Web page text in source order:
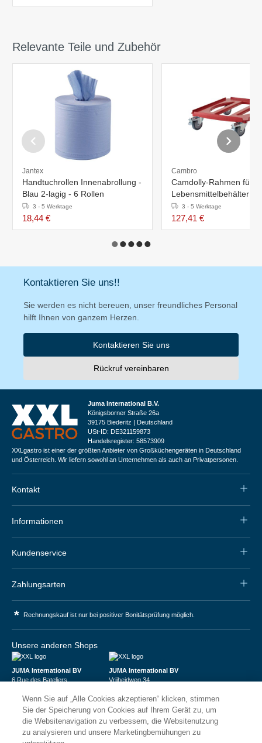
Relevante Teile und Zubehör
Jantex
Handtuchrollen Innenabrollung -
Blau 2-lagig - 6 Rollen
3 - 5 Werktage
18,44 €
Cambro
Camdolly-Rahmen für
Lebensmittelbehälter -
für 600x400 mm
3 - 5 Werktage
127,41 €
Kontaktieren Sie uns!!
Sie werden es nicht bereuen, unser freundliches Personal
hilft Ihnen von ganzem Herzen.
Kontaktieren Sie uns
Rückruf vereinbaren
Juma International B.V.
Königsborner Straße 26a
39175 Biederitz | Deutschland
USt-ID: DE321159873
Handelsregister: 58573909
XXLgastro ist einer der größten Anbieter von Großküchengeräten in Deutschland
und Österreich. Wir liefern sowohl an Unternehmen als auch an Privatpersonen.
Kontakt
Informationen
Kundenservice
Zahlungsarten
* Rechnungskauf ist nur bei positiver Bonitätsprüfung möglich.
Unsere anderen Shops
JUMA International BV
6 Rue des Bateliers
Numéro de TVA : FR59815313275
Numéro Siren : 815313275
JUMA International BV
Vrijheidweg 34
BTW: NL853095048B01
K.V.K.: 58573909
Wenn Sie auf „Alle Cookies akzeptieren“ klicken, stimmen
Sie der Speicherung von Cookies auf Ihrem Gerät zu, um
die Websitenavigation zu verbessern, die Websitenutzung
zu analysieren und unsere Marketingbemühungen zu